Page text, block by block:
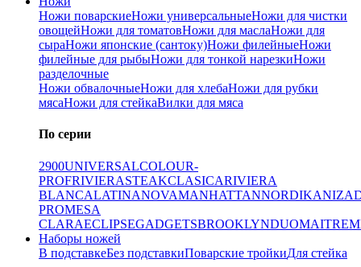
Ножи поварскиеНожи универсальныеНожи для чистки
овощейНожи для томатовНожи для маслаНожи для
сыраНожи японские (сантоку)Ножи филейныеНожи
филейные для рыбыНожи для тонкой нарезкиНожи
разделочные
Ножи обвалочныеНожи для хлебаНожи для рубки
мясаНожи для стейкаВилки для мяса
По серии
2900UNIVERSALCOLOUR-
PROFRIVIERASTEAKCLASICARIVIERA
BLANCALATINANOVAMANHATTANNORDIKANIZA
PROMESA
CLARAECLIPSEGADGETSBROOKLYNDUOMAITRE
Наборы ножей
В подставкеБез подставкиПоварские тройкиДля стейка